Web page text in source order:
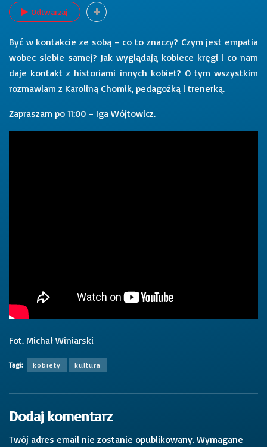
Odtwarzaj
Być w kontakcie ze sobą – co to znaczy? Czym jest empatia
wobec siebie samej? Jak wyglądają kobiece kręgi i co nam
daje kontakt z historiami innych kobiet? O tym wszystkim
rozmawiam z Karoliną Chomik, pedagożką i trenerką.
Zapraszam po 11:00 – Iga Wójtowicz.
Fot. Michał Winiarski
Tagi: kobiety kultura
Dodaj komentarz
Twój adres email nie zostanie opublikowany. Wymagane